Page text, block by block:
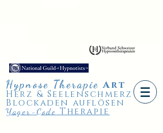
Hypnose Therapie Art
Herz & Seelenschmerz
Blockaden auflösen
Yager-Code Therapie